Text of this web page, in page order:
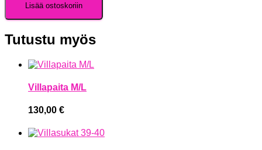
Lisää ostoskoriin
Tutustu myös
Villapaita M/L
130,00 €